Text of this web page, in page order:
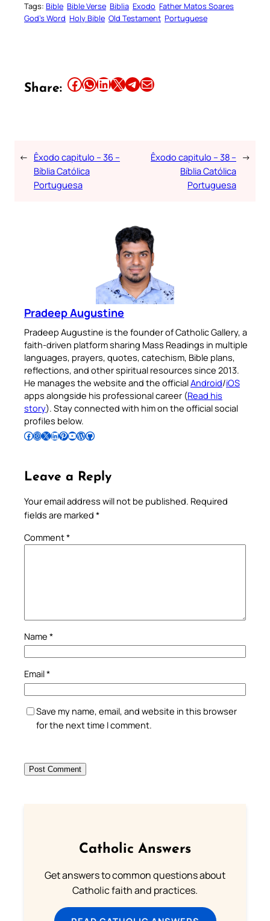
Tags: Bible Bible Verse Biblia Exodo Father Matos Soares
God’s Word Holy Bible Old Testament Portuguese
Share: Share this article on Facebook Share this article on WhatsApp Share this article on LinkedIn Share this article on X Share this article on TelegramEmail this Article
← Êxodo capitulo – 36 –
Bíblia Católica
Portuguesa
Êxodo capitulo – 38 –
Bíblia Católica
Portuguesa
→
Pradeep Augustine
Pradeep Augustine is the founder of Catholic Gallery, a
faith-driven platform sharing Mass Readings in multiple
languages, prayers, quotes, catechism, Bible plans,
reflections, and other spiritual resources since 2013.
He manages the website and the officialAndroid/iOS
apps alongside his professional career (Read his
story). Stay connected with him on the official social
profiles below.
Follow Pradeep on Facebook Follow Pradeep on InstagramFollow Pradeep on X Follow Pradeep on LinkedIn Follow Pradeep on Pinterest Subscribe to Pradeep’s Youtube Channel Follow Pradeep on WordPress Follow Pradeep on GitHub
Leave a Reply
Your email address will not be published. Required
fields are marked *
Comment*
Name *
Email*
Save my name, email, and website in this browser
for the next time I comment.
Catholic Answers
Get answers to common questions about
Catholic faith and practices.